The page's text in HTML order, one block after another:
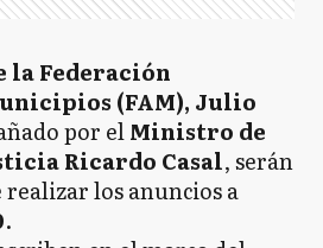
la Federación
(FAM), Julio
por elMinistro de
Ricardo Casal, serán
realizar los anuncios a
.